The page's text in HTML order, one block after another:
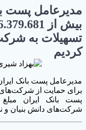
مدیرعامل پست
تسهیلات به
کردیم
مدیرعامل پست بانک
برای حمایت از
شرکت‌های دانش بنیان و